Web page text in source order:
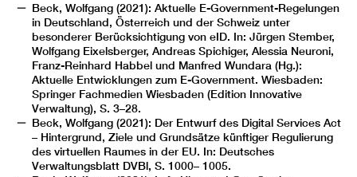
Beck, Wolfgang (2021): Aktuelle E-Government-Regelungen
in Deutschland, Österreich und der Schweiz unter
besonderer Berücksichtigung von eID. In: Jürgen Stember,
Wolfgang Eixelsberger, Andreas Spichiger, Alessia Neuroni,
Franz-Reinhard Habbel und Manfred Wundara (Hg.):
Aktuelle Entwicklungen zum E-Government. Wiesbaden:
Springer Fachmedien Wiesbaden (Edition Innovative
Verwaltung), S. 3–28.
Beck, Wolfgang (2021): Der Entwurf des Digital Services Act
– Hintergrund, Ziele und Grundsätze künftiger Regulierung
des virtuellen Raumes in der EU. In: Deutsches
Verwaltungsblatt DVBl, S. 1000– 1005.